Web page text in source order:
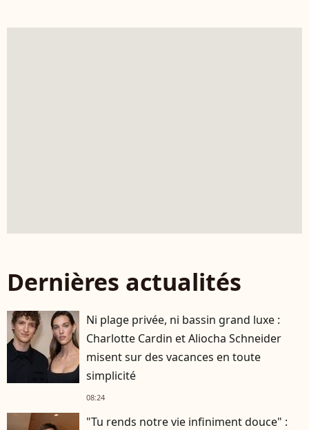
Dernières actualités
Ni plage privée, ni bassin grand luxe :
Charlotte Cardin et Aliocha Schneider
misent sur des vacances en toute
simplicité
08:24
"Tu rends notre vie infiniment douce" :